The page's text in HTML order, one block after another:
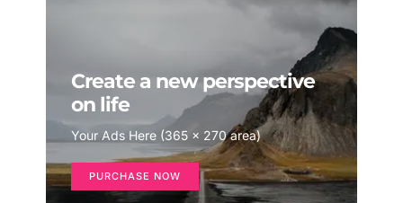
Create a new perspective
on life
Your Ads Here (365 x 270 area)
PURCHASE NOW